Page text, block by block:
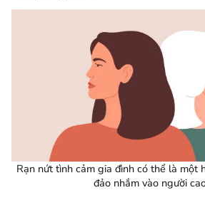
Rạn nứt tình cảm gia đình có thể là một
đảo nhắm vào người